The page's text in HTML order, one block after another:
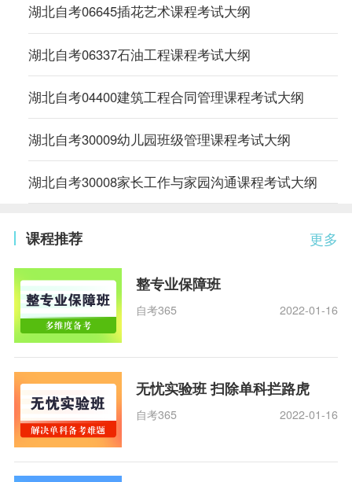
湖北自考06645插花艺术课程考试大纲
湖北自考06337石油工程课程考试大纲
湖北自考04400建筑工程合同管理课程考试大纲
湖北自考30009幼儿园班级管理课程考试大纲
湖北自考30008家长工作与家园沟通课程考试大纲
更多
课程推荐
整专业保障班
自考365 2022-01-16
无忧实验班 扫除单科拦路虎
自考365 2022-01-16